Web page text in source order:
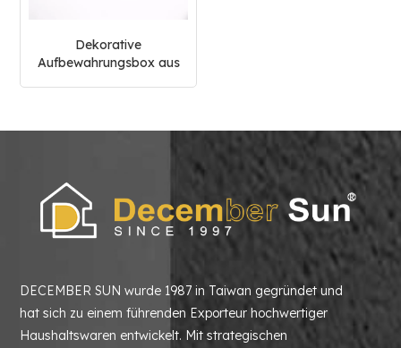
Dekorative
Aufbewahrungsbox aus
DECEMBER SUN wurde 1987 in Taiwan gegründet und
hat sich zu einem führenden Exporteur hochwertiger
Haushaltswaren entwickelt. Mit strategischen